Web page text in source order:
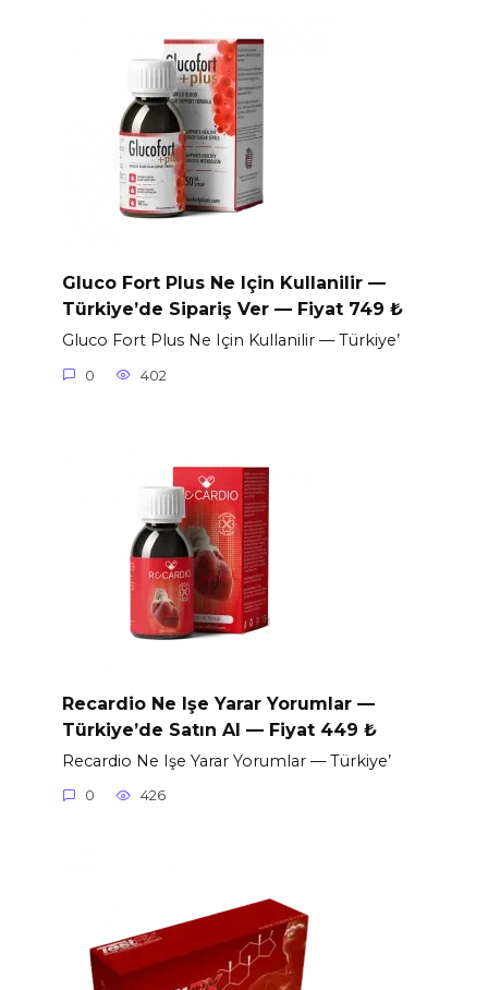
Gluco Fort Plus Ne Için Kullanilir —
Türkiye’de Sipariş Ver — Fiyat 749 ₺
Gluco Fort Plus Ne Için Kullanilir — Türkiye’
0 402
Recardio Ne Işe Yarar Yorumlar —
Türkiye’de Satın Al — Fiyat 449 ₺
Recardio Ne Işe Yarar Yorumlar — Türkiye’
0 426